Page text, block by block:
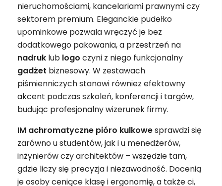
nieruchomościami, kancelariami prawnymi czy
sektorem premium. Eleganckie pudełko
upominkowe pozwala wręczyć je bez
dodatkowego pakowania, a przestrzeń na
nadruk lub logo czyni z niego funkcjonalny
gadżet biznesowy. W zestawach
piśmienniczych stanowi również efektowny
akcent podczas szkoleń, konferencji i targów,
budując profesjonalny wizerunek firmy.
IM achromatyczne pióro kulkowesprawdzi się
zarówno u studentów, jak i u menedżerów,
inżynierów czy architektów – wszędzie tam,
gdzie liczy się precyzja i niezawodność. Docenią
je osoby ceniące klasę i ergonomię, a także ci,